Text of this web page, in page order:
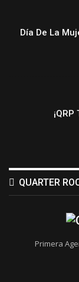
Día De La
QUARTER
Primera